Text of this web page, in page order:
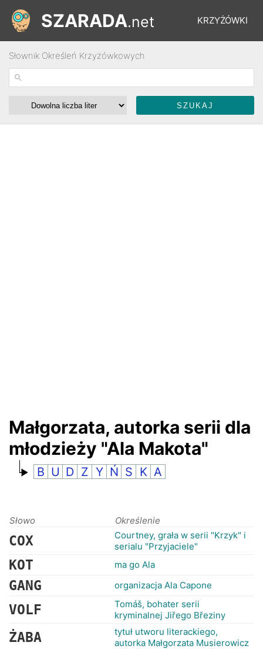
KRZYŻÓWKI
ŁAMIGŁÓWKI
SZARADA.net
Słownik Określeń Krzyżówkowych
Małgorzata, autorka serii dla
młodzieży "Ala Makota"
B U D Z Y Ń S K A
Słowo Określenie
COX
Courtney, grała w serii "Krzyk" i
serialu "Przyjaciele"
KOT ma go Ala
GANG organizacja Ala Capone
VOLF
Tomáš, bohater serii
kryminalnej Jiřego Březiny
ŻABA
tytuł utworu literackiego,
autorka Małgorzata Musierowicz